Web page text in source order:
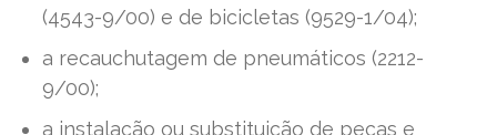
(4543-9/00) e de bicicletas (9529-1/04);
a recauchutagem de pneumáticos (2212-
9/00);
a instalação ou substituição de peças e